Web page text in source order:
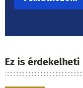
Ez is érdekelheti